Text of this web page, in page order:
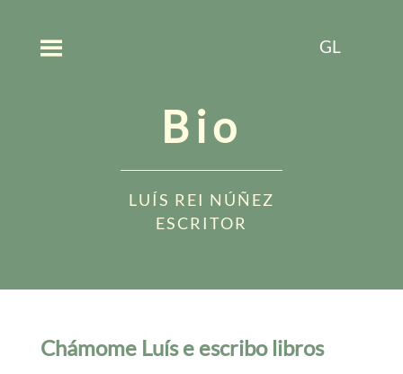
Bio
LUÍS REI NÚÑEZ
ESCRITOR
Chámome Luís e escribo libros
GL